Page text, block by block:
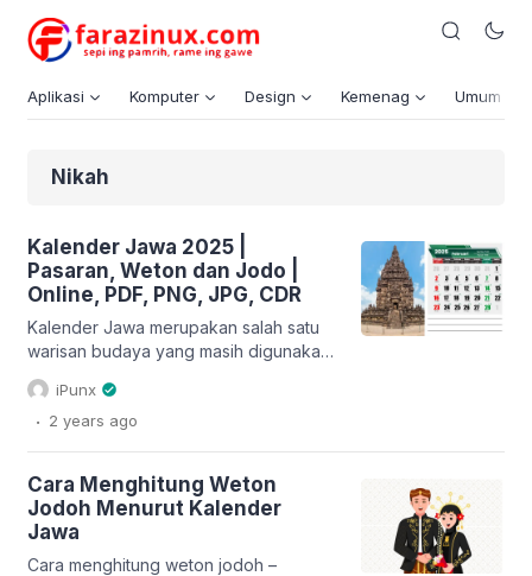
Aplikasi Komputer Design Kemenag Umum
Nikah
Kalender Jawa 2025 |
Pasaran, Weton dan Jodo |
Online, PDF, PNG, JPG, CDR
Kalender Jawa merupakan salah satu
warisan budaya yang masih digunakan
hingga saat ini, terutama oleh
masyarakat Jawa dan sekitarnya.
Kalender ini tidak hanya berfungsi
yang dalam. Pada tahun 2025,
Kalender Jawa akan kembali menjadi
panduan penting bagi berbagai
kegiatan, mulai dari acara adat,
iPunx
. 2 years ago
Cara Menghitung Weton
Jodoh Menurut Kalender
Jawa
Cara menghitung weton jodoh –